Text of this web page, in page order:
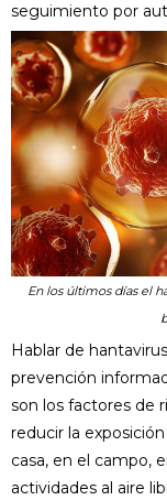
seguimiento por
En los últimos días el
Hablar de
prevención
son los factores de
reducir la
casa, en el campo,
actividades al aire